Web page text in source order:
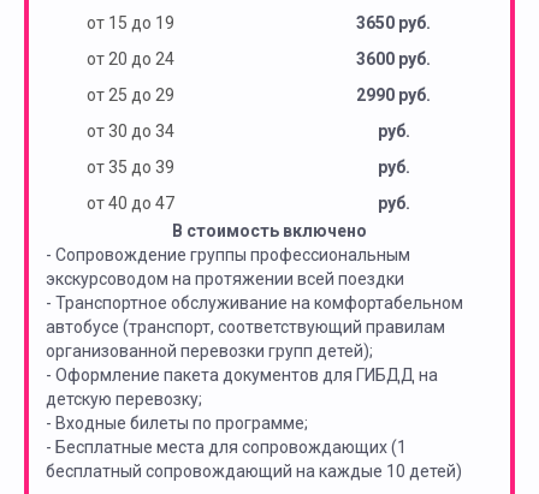
от 15 до 19
3650 руб.
от 20 до 24
3600 руб.
от 25 до 29
2990 руб.
от 30 до 34
руб.
от 35 до 39
руб.
от 40 до 47
руб.
В стоимость включено
- Сопровождение группы профессиональным
экскурсоводом на протяжении всей поездки
- Транспортное обслуживание на комфортабельном
автобусе (транспорт, соответствующий правилам
организованной перевозки групп детей);
- Оформление пакета документов для ГИБДД на
детскую перевозку;
- Входные билеты по программе;
- Бесплатные места для сопровождающих (1
бесплатный сопровождающий на каждые 10 детей)